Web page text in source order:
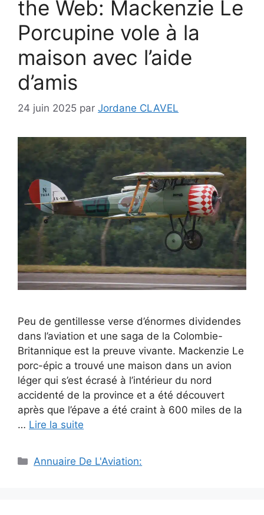
the Web: Mackenzie Le
Porcupine vole à la
maison avec l’aide
d’amis
24 juin 2025 par Jordane CLAVEL
Peu de gentillesse verse d’énormes dividendes
dans l’aviation et une saga de la Colombie-
Britannique est la preuve vivante. Mackenzie Le
porc-épic a trouvé une maison dans un avion
léger qui s’est écrasé à l’intérieur du nord
accidenté de la province et a été découvert
après que l’épave a été craint à 600 miles de la
… Lire la suite
Catégories
Annuaire De L'Aviation: